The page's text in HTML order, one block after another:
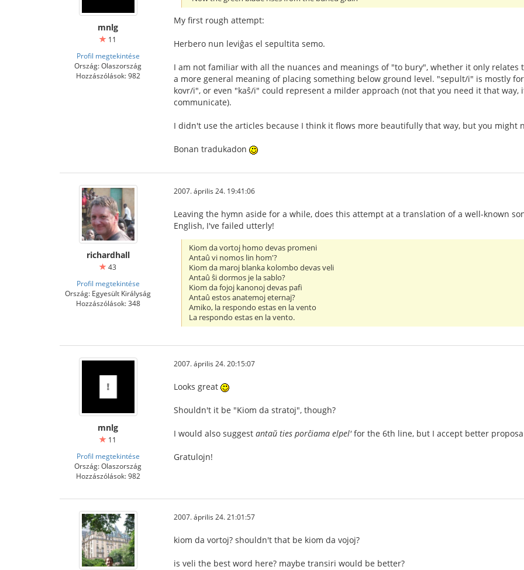
mnlg
11
Profil megtekintése
Ország: Olaszország
Hozzászólások: 982
My first rough attempt:
Herbero nun leviĝas el sepultita semo.
I am not familiar with all the nuances and meanings of "to bury", whether it only
a more general meaning of placing something below ground level. "sepult/i" is mostly
kovr/i", or even "kaŝ/i" could represent a milder approach (not that you need it that
communicate).
I didn't use the articles because I think it flows more beautifully that way, but you might
Bonan tradukadon
richardhall
43
Profil megtekintése
Ország: Egyesült Királyság
Hozzászólások: 348
2007. április 24. 19:41:06
Leaving the hymn aside for a while, does this attempt at a translation of a well-known
English, I've failed utterly!
Kiom da vortoj homo devas promeni
Antaû vi nomos lin hom'?
Kiom da maroj blanka kolombo devas veli
Antaû ŝi dormos je la sablo?
Kiom da fojoj kanonoj devas pafi
Antaû estos anatemoj eternaj?
Amiko, la respondo estas en la vento
La respondo estas en la vento.
mnlg
11
Profil megtekintése
Ország: Olaszország
Hozzászólások: 982
2007. április 24. 20:15:07
Looks great
Shouldn't it be "Kiom da stratoj", though?
I would also suggest antaŭ ties porĉiama elpel'for the 6th line, but I accept better
Gratulojn!
2007. április 24. 21:01:57
kiom da vortoj? shouldn't that be kiom da vojoj?
is veli the best word here? maybe transiri would be better?